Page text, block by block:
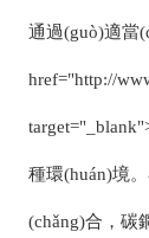
通過(guò)適當
href="http://
種環(huán)境
(chǎng)合，碳